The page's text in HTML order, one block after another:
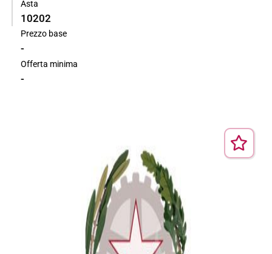
Asta
10202
Prezzo base
-
Offerta minima
-